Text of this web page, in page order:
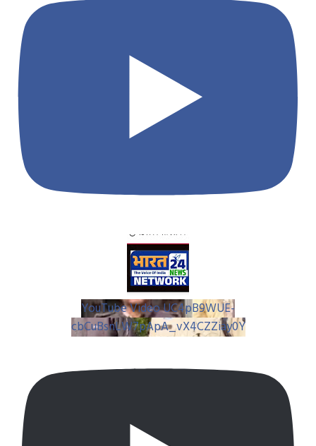
YouTube Video UC4pB9WUE-
cbCuBsnLW7pApA_vX4CZZiay0Y